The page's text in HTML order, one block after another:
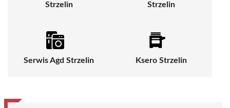
Strzelin
Strzelin
Serwis Agd Strzelin Ksero Strzelin